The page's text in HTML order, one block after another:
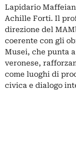
Lapidario
Achille Forti. Il
direzione del
coerente con gli
Musei, che punta
veronese,
come luoghi di
civica e dialogo